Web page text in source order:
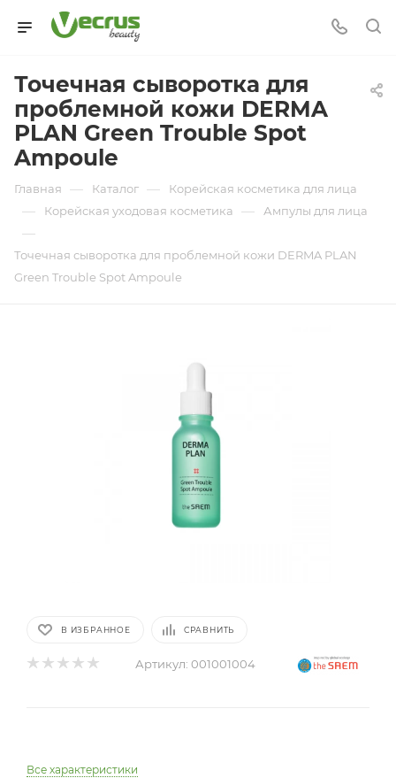
Точечная сыворотка для
проблемной кожи DERMA
PLAN Green Trouble Spot
Ampoule
Главная — Каталог — Корейская косметика для лица
— Корейская уходовая косметика — Ампулы для лица
—
Точечная сыворотка для проблемной кожи DERMA PLAN
Green Trouble Spot Ampoule
В ИЗБРАННОЕ СРАВНИТЬ
Артикул: 001001004
Все характеристики